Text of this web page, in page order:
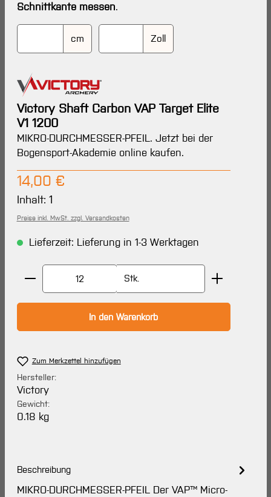
Schnittkante messen.
cm Zoll
Victory Shaft Carbon VAP Target Elite
V1 1200
MIKRO-DURCHMESSER-PFEIL. Jetzt bei der
Bogensport-Akademie online kaufen.
Regulärer Preis:
14,00 €
Inhalt: 1
Preise inkl. MwSt. zzgl. Versandkosten
Lieferzeit: Lieferung in 1-3 Werktagen
Produkt Anzahl: Gib den gewünschten Wert ein
Stk.
In den Warenkorb
Zum Merkzettel hinzufügen
Hersteller:
Victory
Gewicht:
0.18 kg
Beschreibung
MIKRO-DURCHMESSER-PFEIL Der VAP™ Micro-